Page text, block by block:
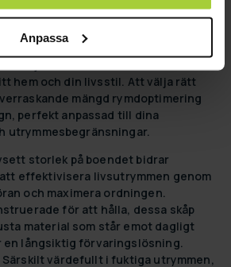
Anpassa
en praktisk lösning för förvaring av
hem och din livsstil. Att välja rätt
mängd rymdoptimering
perfekt anpassad till dina
utrymmesbegränsningar.
storlek på boendet bidrar
effektivisera livsutrymmen genom
och maximera ordningen.
för att hålla, dessa skåp
material som står emot dagligt
en långsiktig förvaringslösning.
Särskilt värdefullt i fuktiga utrymmen,